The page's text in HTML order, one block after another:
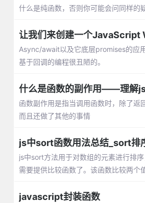
什么是纯函数，否则你可能会问同样的
让我们来创建一个JavaScript
Async/await以及它底层promises的应
基于回调的编程很丑陋的。
什么是函数的副作用——理解
函数副作用是指当调用函数时，除了返
而且还做了其他的事情
js中sort函数用法总结_sort排
js中sort方法用于对数组的元素进行排
需要提供比较函数了。该函数比较两个
javascript封装函数